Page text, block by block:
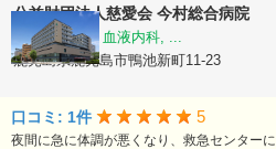
公益財団法人慈愛会 今村総合病院
内科, 救急科, 血液内科, ...
鹿児島県鹿児島市鴨池新町11-23
口コミ: 1件 5
夜間に急に体調が悪くなり、救急センター